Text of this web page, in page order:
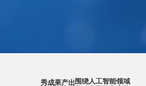
围绕人工智能领域
秀成果产出